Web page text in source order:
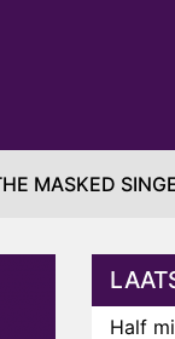
MASKED
Half